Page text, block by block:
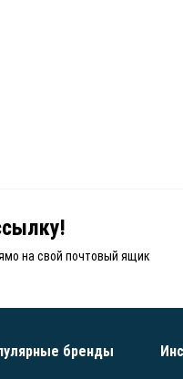
на свой почтовый ящик
бренды